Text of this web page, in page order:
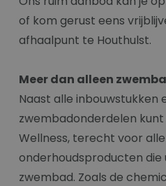
of kom gerust eens
afhaalpunt te Houthulst.
Meer dan alleen
Naast alle inbouwstukken
zwembadonderdelen kunt
Wellness, terecht voor
onderhoudsproducten
zwembad. Zoals de